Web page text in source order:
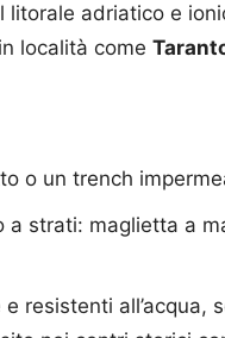
litorale adriatico e
località come
o un trench
a strati: maglietta a
resistenti all’acqua,